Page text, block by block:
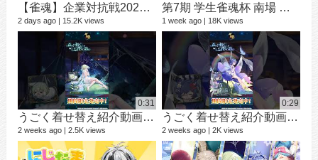
【雀魂】企業対抗戦2026【予選】
2 days ago 15.2K views
第7期 学生雀魂杯 南場 決勝
1 week ago 18K views
0:31
うごく着せ替え紹介動画 ミラ #shorts
2 weeks ago 2.5K views
0:29
うごく着せ替え紹介動画 七海 礼奈 #shorts
2 weeks ago 2K views